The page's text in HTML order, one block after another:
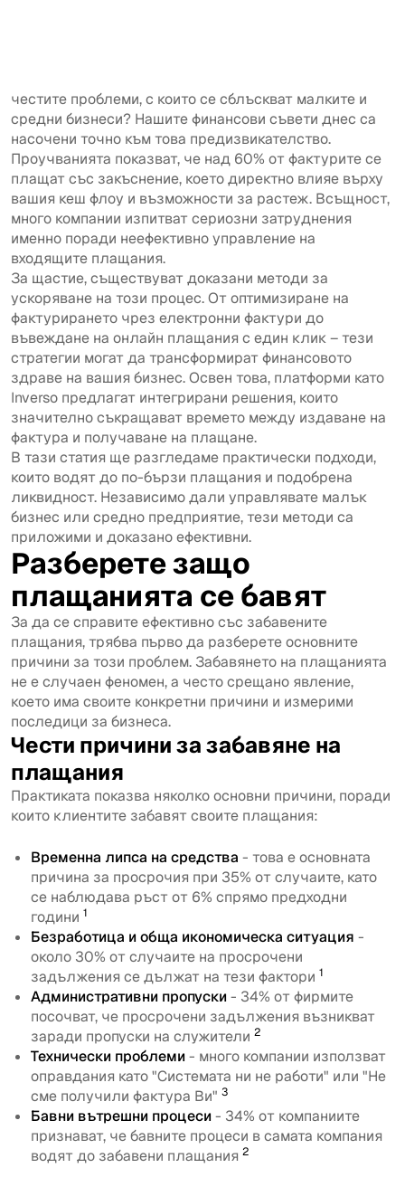
честите проблеми, с които се сблъскват малките и
средни бизнеси? Нашите финансови съвети днес са
насочени точно към това предизвикателство.
Проучванията показват, че над 60% от фактурите се
плащат със закъснение, което директно влияе върху
вашия кеш флоу и възможности за растеж. Всъщност,
много компании изпитват сериозни затруднения
именно поради неефективно управление на
входящите плащания.
За щастие, съществуват доказани методи за
ускоряване на този процес. От оптимизиране на
фактурирането чрез електронни фактури до
въвеждане на онлайн плащания с един клик – тези
стратегии могат да трансформират финансовото
здраве на вашия бизнес. Освен това, платформи като
Inverso предлагат интегрирани решения, които
значително съкращават времето между издаване на
фактура и получаване на плащане.
В тази статия ще разгледаме практически подходи,
които водят до по-бързи плащания и подобрена
ликвидност. Независимо дали управлявате малък
бизнес или средно предприятие, тези методи са
приложими и доказано ефективни.
Разберете защо
плащанията се бавят
За да се справите ефективно със забавените
плащания, трябва първо да разберете основните
причини за този проблем. Забавянето на плащанията
не е случаен феномен, а често срещано явление,
което има своите конкретни причини и измерими
последици за бизнеса.
Чести причини за забавяне на
плащания
Практиката показва няколко основни причини, поради
които клиентите забавят своите плащания:
Временна липса на средства - това е основната
причина за просрочия при 35% от случаите, като
се наблюдава ръст от 6% спрямо предходни
години1
Безработица и обща икономическа ситуация -
около 30% от случаите на просрочени
задължения се дължат на тези фактори1
Административни пропуски- 34% от фирмите
посочват, че просрочени задължения възникват
заради пропуски на служители2
Технически проблеми- много компании използват
оправдания като "Системата ни не работи" или "Не
сме получили фактура Ви"3
Бавни вътрешни процеси- 34% от компаниите
признават, че бавните процеси в самата компания
водят до забавени плащания2